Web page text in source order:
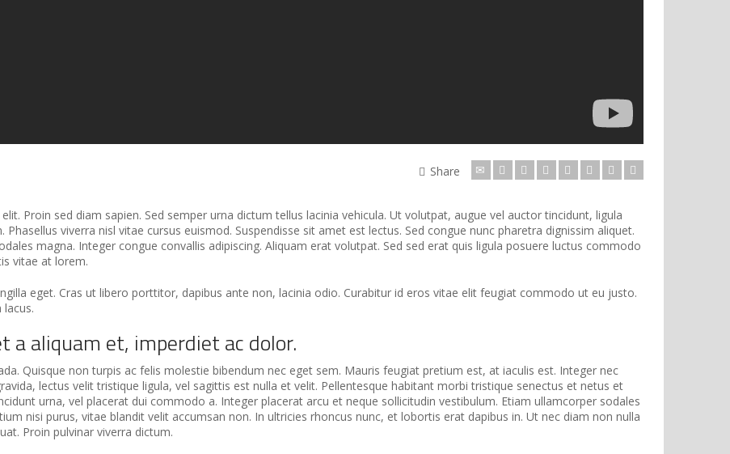
Share
Proin sed diam sapien. Sed semper urna dictum tellus lacinia vehicula. Ut volutpat, augue vel auctor tincidunt, ligula
viverra nisl vitae cursus euismod. Suspendisse sit amet est lectus. Sed congue nunc pharetra dignissim aliquet.
magna. Integer congue convallis adipiscing. Aliquam erat volutpat. Sed sed erat quis ligula posuere luctus commodo
vitae at lorem.
eget. Cras ut libero porttitor, dapibus ante non, lacinia odio. Curabitur id eros vitae elit feugiat commodo ut eu justo.
aliquam et, imperdiet ac dolor.
Quisque non turpis ac felis molestie bibendum nec eget sem. Mauris feugiat pretium est, at iaculis est. Integer nec
lectus velit tristique ligula, vel sagittis est nulla et velit. Pellentesque habitant morbi tristique senectus et netus et
urna, vel placerat dui commodo a. Integer placerat arcu et neque sollicitudin vestibulum. Etiam ullamcorper sodales
nisi purus, vitae blandit velit accumsan non. In ultricies rhoncus nunc, et lobortis erat dapibus in. Ut nec diam non nulla
Proin pulvinar viverra dictum.